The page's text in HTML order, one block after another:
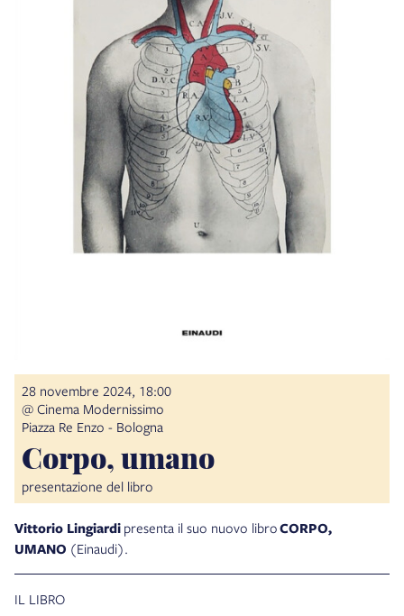
28 novembre 2024, 18:00
@ Cinema Modernissimo
Piazza Re Enzo - Bologna
Corpo, umano
presentazione del libro
Vittorio Lingiardi presenta il suo nuovo libroCORPO,
UMANO (Einaudi).
IL LIBRO